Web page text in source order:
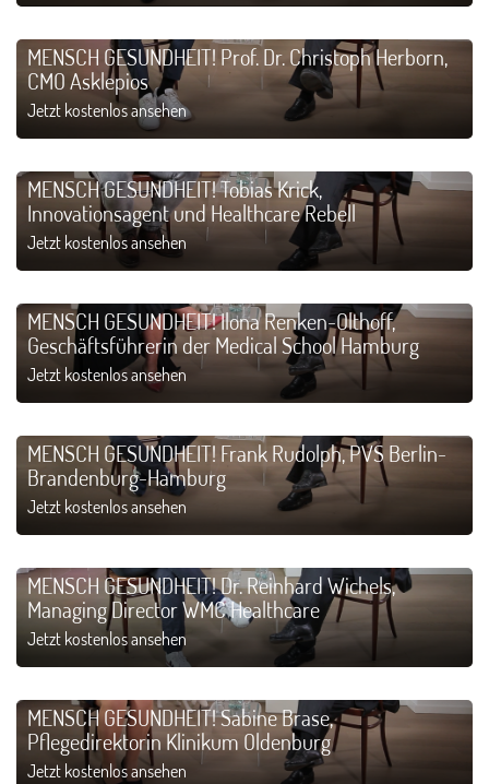
MENSCH GESUNDHEIT! Prof. Dr. Christoph Herborn,
CMO Asklepios
Jetzt kostenlos ansehen
MENSCH GESUNDHEIT! Tobias Krick,
Innovationsagent und Healthcare Rebell
Jetzt kostenlos ansehen
MENSCH GESUNDHEIT! Ilona Renken-Olthoff,
Geschäftsführerin der Medical School Hamburg
Jetzt kostenlos ansehen
MENSCH GESUNDHEIT! Frank Rudolph, PVS Berlin-
Brandenburg-Hamburg
Jetzt kostenlos ansehen
MENSCH GESUNDHEIT! Dr. Reinhard Wichels,
Managing Director WMC Healthcare
Jetzt kostenlos ansehen
MENSCH GESUNDHEIT! Sabine Brase,
Pflegedirektorin Klinikum Oldenburg
Jetzt kostenlos ansehen